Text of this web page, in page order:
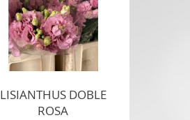
LISIANTHUS DOBLE
ROSA